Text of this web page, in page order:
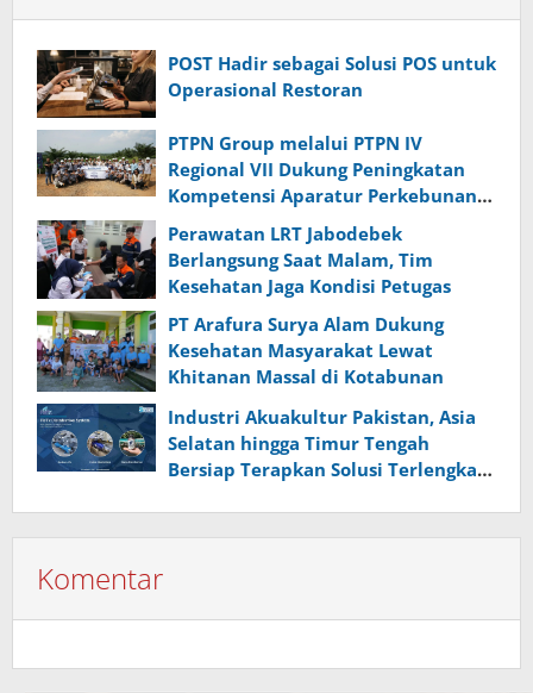
POST Hadir sebagai Solusi POS untuk
Operasional Restoran
PTPN Group melalui PTPN IV
Regional VII Dukung Peningkatan
Kompetensi Aparatur Perkebunan
Lewat Pelatihan Avenza Maps di
Way Kanan
Perawatan LRT Jabodebek
Berlangsung Saat Malam, Tim
Kesehatan Jaga Kondisi Petugas
PT Arafura Surya Alam Dukung
Kesehatan Masyarakat Lewat
Khitanan Massal di Kotabunan
Industri Akuakultur Pakistan, Asia
Selatan hingga Timur Tengah
Bersiap Terapkan Solusi Terlengkap
Komentar